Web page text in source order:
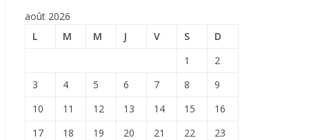
août 2026
L
M M J V S
D
1
2
3
4 5 6 7 8
9
10
11 12 13 14 15
16
17
18 19 20 21 22
23